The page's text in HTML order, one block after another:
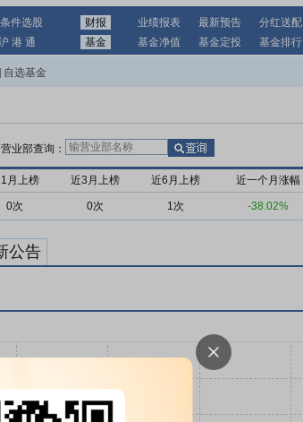
条件选股 财报 业绩报表 最新预告 分红送配
港 通 基金 基金净值 基金定投 基金排行
自选基金
营业部查询：
月上榜 近3月上榜 近6月上榜 近一个月涨幅
0次 0次 1次 -38.02%
公告